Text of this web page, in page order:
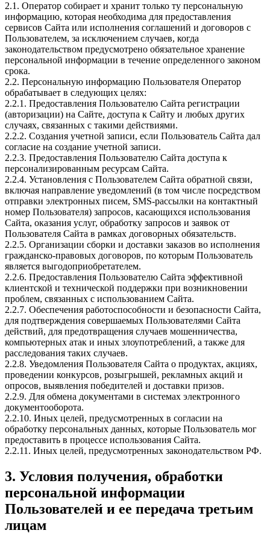
2.1. Оператор собирает и хранит только ту персональную
информацию, которая необходима для предоставления
сервисов Сайта или исполнения соглашений и договоров с
Пользователем, за исключением случаев, когда
законодательством предусмотрено обязательное хранение
персональной информации в течение определенного законом
срока.
2.2. Персональную информацию Пользователя Оператор
обрабатывает в следующих целях:
2.2.1. Предоставления Пользователю Сайта регистрации
(авторизации) на Сайте, доступа к Сайту и любых других
случаях, связанных с такими действиями.
2.2.2. Создания учетной записи, если Пользователь Сайта дал
согласие на создание учетной записи.
2.2.3. Предоставления Пользователю Сайта доступа к
персонализированным ресурсам Сайта.
2.2.4. Установления с Пользователем Сайта обратной связи,
включая направление уведомлений (в том числе посредством
отправки электронных писем, SMS-рассылки на контактный
номер Пользователя) запросов, касающихся использования
Сайта, оказания услуг, обработку запросов и заявок от
Пользователя Сайта в рамках договорных обязательств.
2.2.5. Организации сборки и доставки заказов во исполнения
гражданско-правовых договоров, по которым Пользователь
является выгодоприобретателем.
2.2.6. Предоставления Пользователю Сайта эффективной
клиентской и технической поддержки при возникновении
проблем, связанных с использованием Сайта.
2.2.7. Обеспечения работоспособности и безопасности Сайта,
для подтверждения совершаемых Пользователями Сайта
действий, для предотвращения случаев мошенничества,
компьютерных атак и иных злоупотреблений, а также для
расследования таких случаев.
2.2.8. Уведомления Пользователя Сайта о продуктах, акциях,
проведении конкурсов, розыгрышей, рекламных акций и
опросов, выявления победителей и доставки призов.
2.2.9. Для обмена документами в системах электронного
документооборота.
2.2.10. Иных целей, предусмотренных в согласии на
обработку персональных данных, которые Пользователь мог
предоставить в процессе использования Сайта.
2.2.11. Иных целей, предусмотренных законодательством РФ.
3. Условия получения, обработки
персональной информации
Пользователей и ее передача третьим
лицам